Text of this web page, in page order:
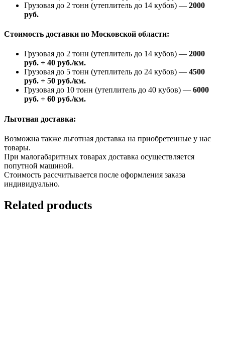
Грузовая до 2 тонн (утеплитель до 14 кубов) — 2000
руб.
Стоимость доставки по Московской области:
Грузовая до 2 тонн (утеплитель до 14 кубов) — 2000
руб. + 40 руб./км.
Грузовая до 5 тонн (утеплитель до 24 кубов) — 4500
руб. + 50 руб./км.
Грузовая до 10 тонн (утеплитель до 40 кубов) — 6000
руб. + 60 руб./км.
Льготная доставка:
Возможна также льготная доставка на приобретенные у нас
товары.
При малогабаритных товарах доставка осуществляется
попутной машиной.
Стоимость рассчитывается после оформления заказа
индивидуально.
Related products